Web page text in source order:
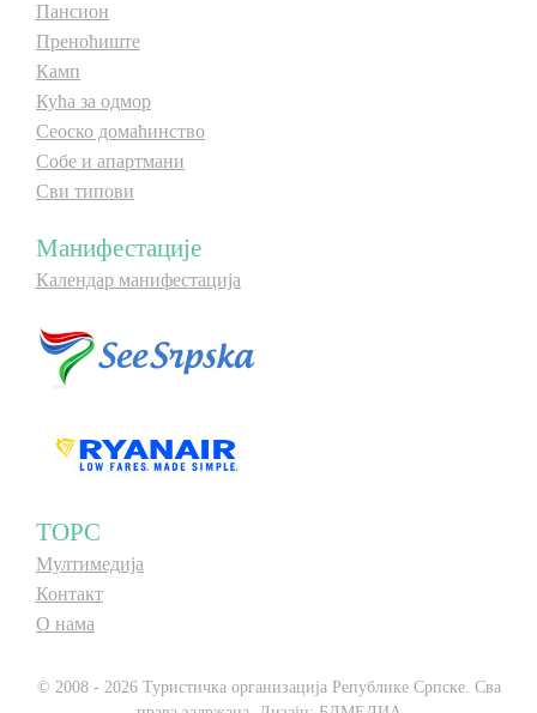
Пансион
Преноћиште
Камп
Кућа за одмор
Сеоско домаћинство
Собе и апартмани
Сви типови
Манифестације
Календар манифестација
ТОРС
Мултимедија
Контакт
О нама
© 2008 - 2026 Туристичка организација Републике Српске. Сва